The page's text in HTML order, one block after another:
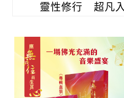
靈性修行 超凡